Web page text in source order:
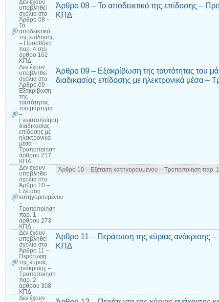
Δεν έχουν
υποβληθεί
σχόλια στο
Άρθρο 08 –
Το
αποδεικτικό
της επίδοσης
– Προσθήκη
παρ. 4 στο
άρθρο 162
ΚΠΔ
Άρθρο 08 – Το αποδεικτικό της επίδοσης –
ΚΠΔ
Δεν έχουν
υποβληθεί
σχόλια στο
Άρθρο 09 –
Εξακρίβωση
της
ταυτότητας
του μάρτυρα
–
Γνωστοποίηση
διαδικασίας
επίδοσης με
ηλεκτρονικά
μέσα –
Τροποποίηση
άρθρου 217
ΚΠΔ
Άρθρο 09 – Εξακρίβωση της ταυτότητας του
διαδικασίας επίδοσης με ηλεκτρονικά μέσα
Δεν έχουν
υποβληθεί
σχόλια στο
Άρθρο 10 –
Εξέταση
κατηγορουμένου
–
Τροποποίηση
παρ. 1
άρθρου 273
ΚΠΔ
Άρθρο 10 – Εξέταση κατηγορουμένου – Τροποποίηση
Δεν έχουν
υποβληθεί
σχόλια στο
Άρθρο 11 –
Περάτωση
της κύριας
ανάκρισης –
Τροποποίηση
παρ. 2
άρθρου 308
ΚΠΔ
Άρθρο 11 – Περάτωση της κύριας ανάκρισης
ΚΠΔ
Δεν έχουν